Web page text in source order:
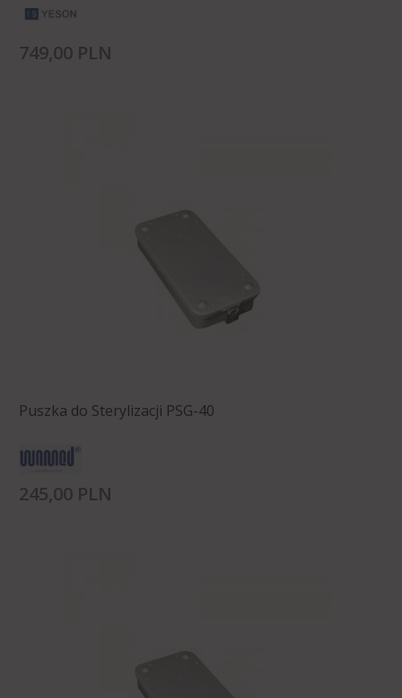
749,00 PLN
Puszka do Sterylizacji PSG-40
245,00 PLN